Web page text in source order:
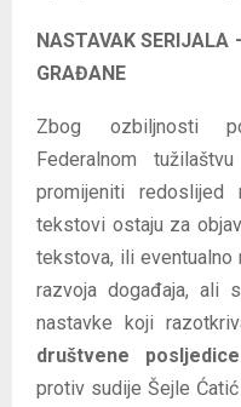
NASTAVAK
GRAĐANE
Zbog ozbiljnosti
Federalnom
promijeniti redoslijed
tekstovi ostaju za
tekstova, ili
razvoja događaja, ali
nastavke koji
društvene posljedice
protiv sudije Šejle